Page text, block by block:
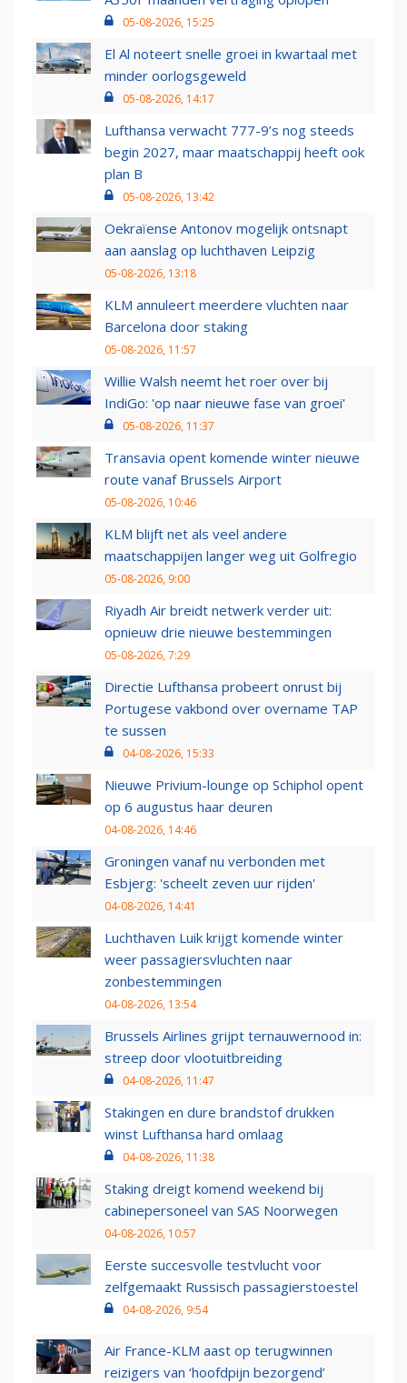
05-08-2026, 15:25
El Al noteert snelle groei in kwartaal met
minder oorlogsgeweld
05-08-2026, 14:17
Lufthansa verwacht 777-9’s nog steeds
begin 2027, maar maatschappij heeft ook
plan B
05-08-2026, 13:42
Oekraïense Antonov mogelijk ontsnapt
aan aanslag op luchthaven Leipzig
05-08-2026, 13:18
KLM annuleert meerdere vluchten naar
Barcelona door staking
05-08-2026, 11:57
Willie Walsh neemt het roer over bij
IndiGo: 'op naar nieuwe fase van groei'
05-08-2026, 11:37
Transavia opent komende winter nieuwe
route vanaf Brussels Airport
05-08-2026, 10:46
KLM blijft net als veel andere
maatschappijen langer weg uit Golfregio
05-08-2026, 9:00
Riyadh Air breidt netwerk verder uit:
opnieuw drie nieuwe bestemmingen
05-08-2026, 7:29
Directie Lufthansa probeert onrust bij
Portugese vakbond over overname TAP
te sussen
04-08-2026, 15:33
Nieuwe Privium-lounge op Schiphol opent
op 6 augustus haar deuren
04-08-2026, 14:46
Groningen vanaf nu verbonden met
Esbjerg: 'scheelt zeven uur rijden'
04-08-2026, 14:41
Luchthaven Luik krijgt komende winter
weer passagiersvluchten naar
zonbestemmingen
04-08-2026, 13:54
Brussels Airlines grijpt ternauwernood in:
streep door vlootuitbreiding
04-08-2026, 11:47
Stakingen en dure brandstof drukken
winst Lufthansa hard omlaag
04-08-2026, 11:38
Staking dreigt komend weekend bij
cabinepersoneel van SAS Noorwegen
04-08-2026, 10:57
Eerste succesvolle testvlucht voor
zelfgemaakt Russisch passagierstoestel
04-08-2026, 9:54
Air France-KLM aast op terugwinnen
reizigers van ‘hoofdpijn bezorgend’